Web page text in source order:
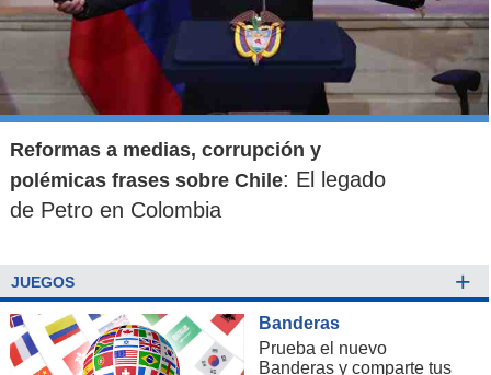
Reformas a medias, corrupción y
polémicas frases sobre Chile: El legado
de Petro en Colombia
JUEGOS +
Banderas
Prueba el nuevo
Banderas y comparte tus